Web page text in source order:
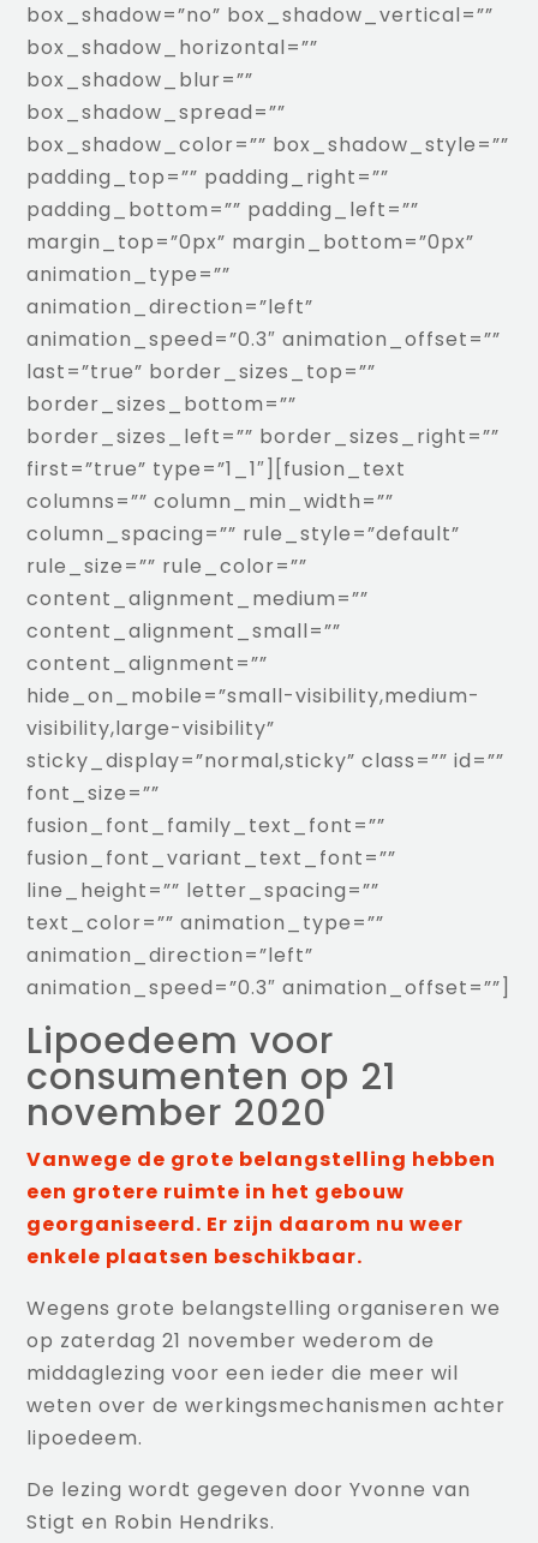
box_shadow=”no” box_shadow_vertical=””
box_shadow_horizontal=””
box_shadow_blur=””
box_shadow_spread=””
box_shadow_color=”” box_shadow_style=””
padding_top=”” padding_right=””
padding_bottom=”” padding_left=””
margin_top=”0px” margin_bottom=”0px”
animation_type=””
animation_direction=”left”
animation_speed=”0.3″ animation_offset=””
last=”true” border_sizes_top=””
border_sizes_bottom=””
border_sizes_left=”” border_sizes_right=””
first=”true” type=”1_1″][fusion_text
columns=”” column_min_width=””
column_spacing=”” rule_style=”default”
rule_size=”” rule_color=””
content_alignment_medium=””
content_alignment_small=””
content_alignment=””
hide_on_mobile=”small-visibility,medium-
visibility,large-visibility”
sticky_display=”normal,sticky” class=”” id=””
font_size=””
fusion_font_family_text_font=””
fusion_font_variant_text_font=””
line_height=”” letter_spacing=””
text_color=”” animation_type=””
animation_direction=”left”
animation_speed=”0.3″ animation_offset=””]
Lipoedeem voor
consumenten op 21
november 2020
Vanwege de grote belangstelling hebben
een grotere ruimte in het gebouw
georganiseerd. Er zijn daarom nu weer
enkele plaatsen beschikbaar.
Wegens grote belangstelling organiseren we
op zaterdag 21 november wederom de
middaglezing voor een ieder die meer wil
weten over de werkingsmechanismen achter
lipoedeem.
De lezing wordt gegeven door Yvonne van
Stigt en Robin Hendriks.